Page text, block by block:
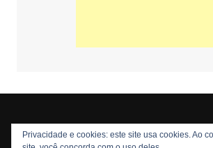
Copyright © 2026 Nós Nerds. Todos os
Privacidade e cookies: este site usa cookies. Ao